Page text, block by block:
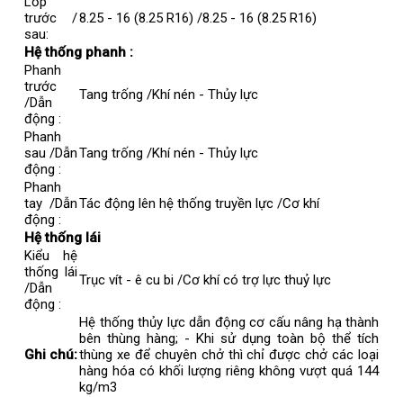
trước /
sau:
8.25 - 16 (8.25 R16) /8.25 - 16 (8.25 R16)
Hệ thống phanh :
Phanh
trước
/Dẫn
động :
Tang trống /Khí nén - Thủy lực
Phanh
sau /Dẫn
động :
Tang trống /Khí nén - Thủy lực
Phanh
tay /Dẫn
động :
Tác động lên hệ thống truyền lực /Cơ khí
Hệ thống lái
Kiểu hệ
thống lái
/Dẫn
động :
Trục vít - ê cu bi /Cơ khí có trợ lực thuỷ lực
Ghi chú:
Hệ thống thủy lực dẫn động cơ cấu nâng hạ thành
bên thùng hàng; - Khi sử dụng toàn bộ thể tích
thùng xe để chuyên chở thì chỉ được chở các loại
hàng hóa có khối lượng riêng không vượt quá 144
kg/m3